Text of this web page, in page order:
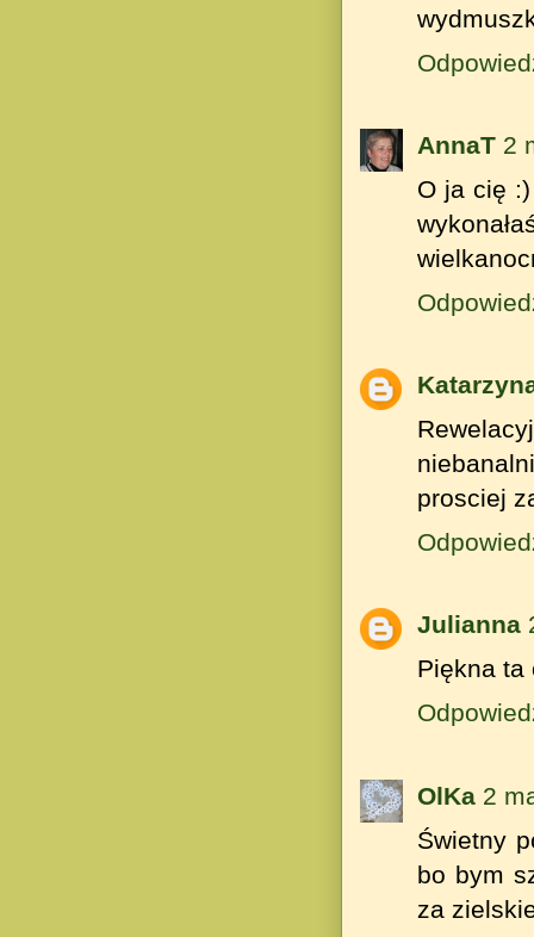
AnnaT 2
O ja cię
prosciej
Julianna
Piękna ta
OlKa 2
Świetny
bo bym
za